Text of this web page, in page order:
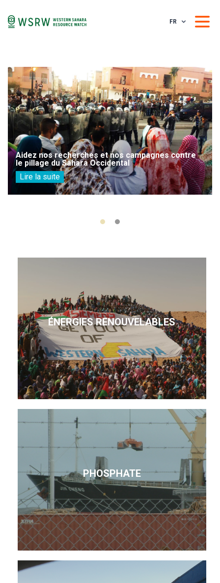
FR
Aidez nos recherches et nos campagnes contre
le pillage du Sahara Occidental
Lire la suite
ÉNERGIES RENOUVELABLES
PHOSPHATE